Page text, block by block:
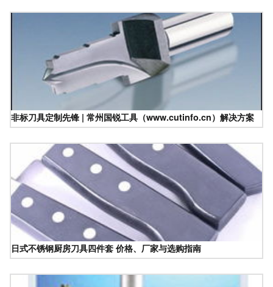
非标刀具定制先锋 | 常州国锐工具（www.cutinfo.cn）解决方案
日式不锈钢厨房刀具四件套 价格、厂家与选购指南